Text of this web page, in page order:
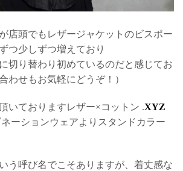
店頭でもレザージャケットのビスポー
つ少しずつ増えており
切り替わり初めているのだと感じてお
わせもお気軽にどうぞ！）
いておりますレザー×コットン .XYZ
ーションウェアよりスタンドカラー
う呼び名でこそありますが、着丈感な